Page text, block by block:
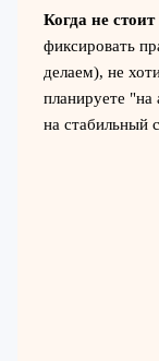
Когда не
фиксировать
делаем), не
планируете "на
на стабильный